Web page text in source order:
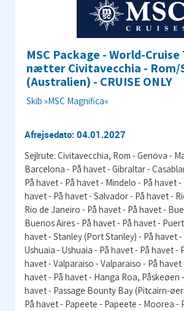
MSC Package - World-Cruise
nætter Civitavecchia - Rom/
(Australien) - CRUISE ONLY
Skib »MSC Magnifica«
Afrejsedato: 04.01.2027
Sejlrute: Civitavecchia, Rom - Genova -
Barcelona - På havet - Gibraltar -
På havet - På havet - Mindelo - På havet -
havet - På havet - Salvador - På havet -
Rio de Janeiro - På havet - På havet -
Buenos Aires - På havet - På havet -
havet - Stanley (Port Stanley) - På havet -
Ushuaia - Ushuaia - På havet - På havet -
havet - Valparaiso - Valparaiso - På havet
havet - På havet - Hanga Roa, Påskeøen
havet - Passage Bounty Bay (Pitcairn-
På havet - Papeete - Papeete - Moorea -